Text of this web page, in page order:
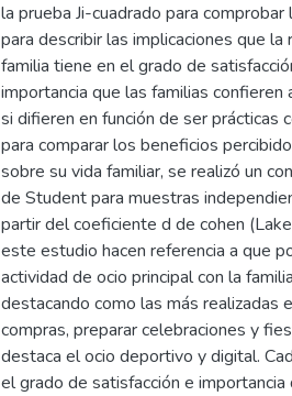
la prueba Ji-cuadrado para
para describir las implicaciones que
familia tiene en el grado de
importancia que las familias
si difieren en función de ser prácticas
para comparar los beneficios
sobre su vida familiar, se realizó un
de Student para muestras
partir del coeficiente d de cohen
este estudio hacen referencia a que
actividad de ocio principal con la
destacando como las más realizadas
compras, preparar celebraciones y
destaca el ocio deportivo y digital.
el grado de satisfacción e